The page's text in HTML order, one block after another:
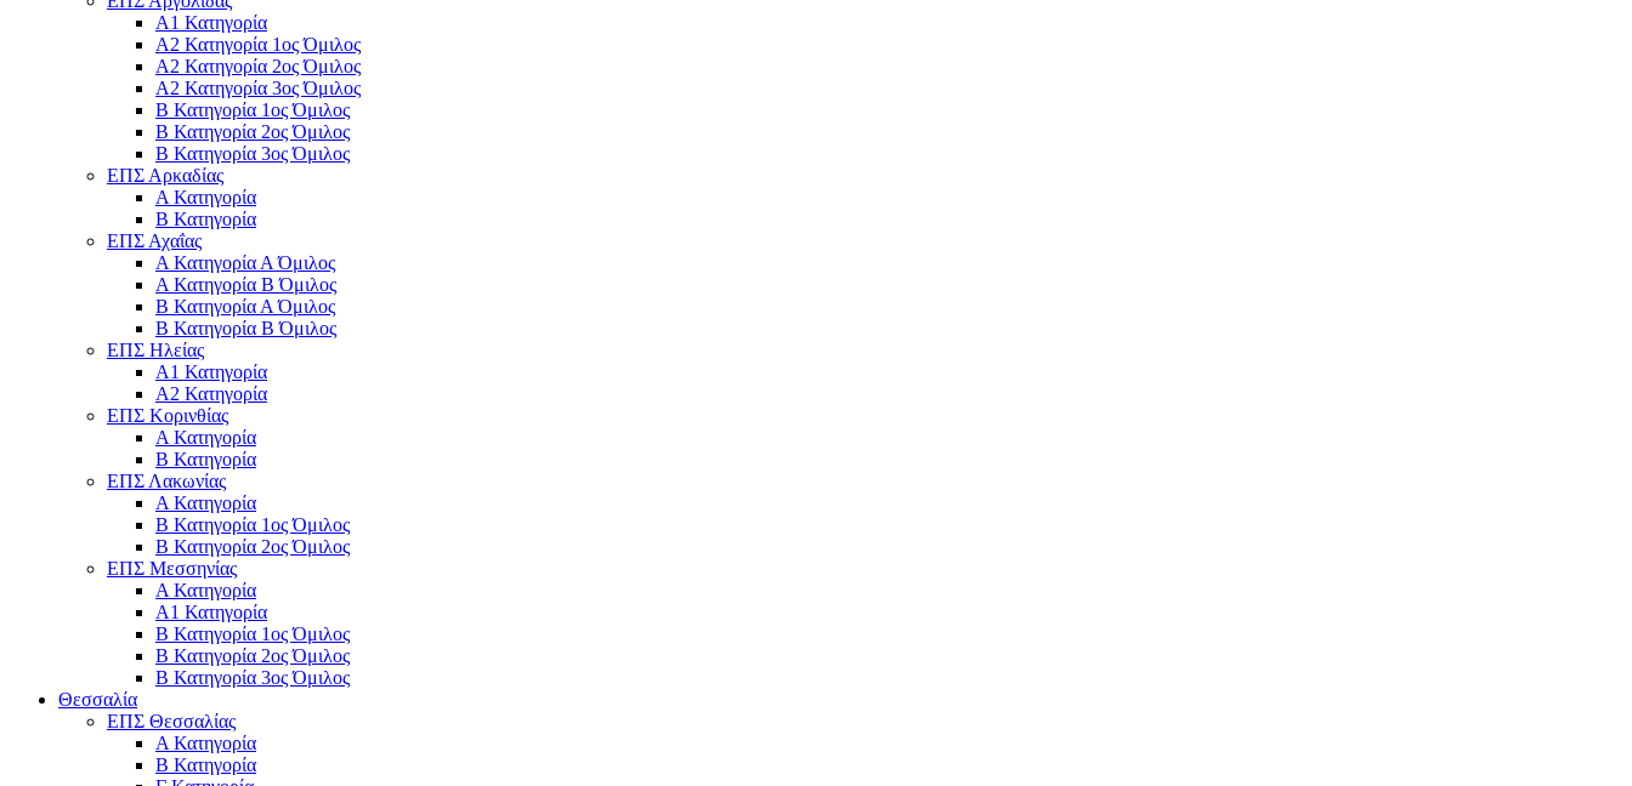
Α1 Κατηγορία
Α2 Κατηγορία 1ος Όμιλος
Α2 Κατηγορία 2ος Όμιλος
Α2 Κατηγορία 3ος Όμιλος
Β Κατηγορία 1ος Όμιλος
Β Κατηγορία 2ος Όμιλος
Β Κατηγορία 3ος Όμιλος
ΕΠΣ Αρκαδίας
Α Κατηγορία
Β Κατηγορία
ΕΠΣ Αχαΐας
Α Κατηγορία Α Όμιλος
Α Κατηγορία Β Όμιλος
Β Κατηγορία Α Όμιλος
Β Κατηγορία Β Όμιλος
ΕΠΣ Ηλείας
Α1 Κατηγορία
Α2 Κατηγορία
ΕΠΣ Κορινθίας
Α Κατηγορία
Β Κατηγορία
ΕΠΣ Λακωνίας
Α Κατηγορία
Β Κατηγορία 1ος Όμιλος
Β Κατηγορία 2ος Όμιλος
ΕΠΣ Μεσσηνίας
Α Κατηγορία
Α1 Κατηγορία
Β Κατηγορία 1ος Όμιλος
Β Κατηγορία 2ος Όμιλος
Β Κατηγορία 3ος Όμιλος
Θεσσαλία
ΕΠΣ Θεσσαλίας
Α Κατηγορία
Β Κατηγορία